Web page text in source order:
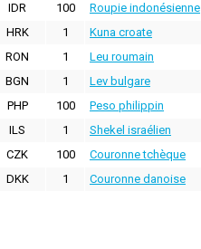
IDR
100 Roupie indonésienne
HRK
1 Kuna croate
RON
1 Leu roumain
BGN
1 Lev bulgare
PHP
100 Peso philippin
ILS
1 Shekel israélien
CZK
100 Couronne tchèque
DKK
1 Couronne danoise